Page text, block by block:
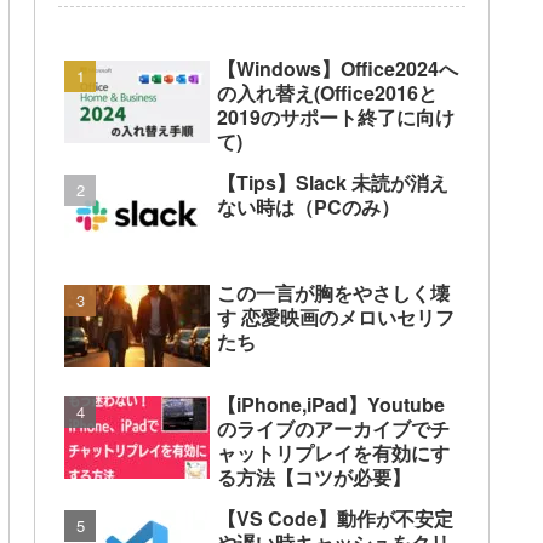
【Windows】Office2024へ
の入れ替え(Office2016と
2019のサポート終了に向け
て)
【Tips】Slack 未読が消え
ない時は（PCのみ）
この一言が胸をやさしく壊
す 恋愛映画のメロいセリフ
たち
【iPhone,iPad】Youtube
のライブのアーカイブでチ
ャットリプレイを有効にす
る方法【コツが必要】
【VS Code】動作が不安定